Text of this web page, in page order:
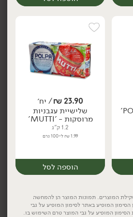
-
16.90
₪/ יח׳
מחית עגבניות בתוספת
700 גרם
2.41 ₪ ל-100 גרם
הוספה לסל
יח׳
23.90
₪/ יח׳
שלישיית עגבניות
מרוסקות - 'MUTTI'
1.2 ק"ג
1.99 ₪ ל-100 גרם
הוספה לסל
המוצרים. תמונות המוצר הן להמחשה
הסימון המופיע באתר לסימון המופיע על גבי
המופיע על גבי המוצר טרם השימוש בו.